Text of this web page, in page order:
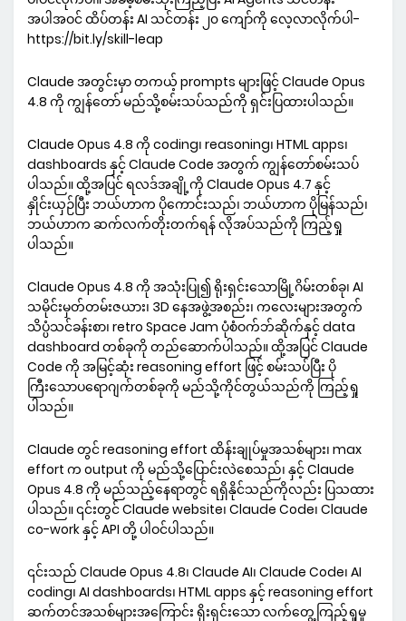
အပါအဝင် ထိပ်တန်း AI သင်တန်း ၂၀ ကျော်ကို လေ့လာလိုက်ပါ-
https://bit.ly/skill-leap
Claude အတွင်းမှာ တကယ့် prompts များဖြင့် Claude Opus
4.8 ကို ကျွန်တော် မည်သို့စမ်းသပ်သည်ကို ရှင်းပြထားပါသည်။
Claude Opus 4.8 ကို coding၊ reasoning၊ HTML apps၊
dashboards နှင့် Claude Code အတွက် ကျွန်တော်စမ်းသပ်
ပါသည်။ ထို့အပြင် ရလဒ်အချို့ကို Claude Opus 4.7 နှင့်
နှိုင်းယှဉ်ပြီး ဘယ်ဟာက ပိုကောင်းသည်၊ ဘယ်ဟာက ပိုမြန်သည်၊
ဘယ်ဟာက ဆက်လက်တိုးတက်ရန် လိုအပ်သည်ကို ကြည့်ရှု
ပါသည်။
Claude Opus 4.8 ကို အသုံးပြု၍ ရိုးရှင်းသောမြို့ဂိမ်းတစ်ခု၊ AI
သမိုင်းမှတ်တမ်းဇယား၊ 3D နေအဖွဲ့အစည်း၊ ကလေးများအတွက်
သိပ္ပံသင်ခန်းစာ၊ retro Space Jam ပုံစံဝက်ဘ်ဆိုက်နှင့် data
dashboard တစ်ခုကို တည်ဆောက်ပါသည်။ ထို့အပြင် Claude
Code ကို အမြင့်ဆုံး reasoning effort ဖြင့် စမ်းသပ်ပြီး ပို
ကြီးသောပရောဂျက်တစ်ခုကို မည်သို့ကိုင်တွယ်သည်ကို ကြည့်ရှု
ပါသည်။
Claude တွင် reasoning effort ထိန်းချုပ်မှုအသစ်များ၊ max
effort က output ကို မည်သို့ပြောင်းလဲစေသည်၊ နှင့် Claude
Opus 4.8 ကို မည်သည့်နေရာတွင် ရရှိနိုင်သည်ကိုလည်း ပြသထား
ပါသည်။ ၎င်းတွင် Claude website၊ Claude Code၊ Claude
co-work နှင့် API တို့ ပါဝင်ပါသည်။
၎င်းသည် Claude Opus 4.8၊ Claude AI၊ Claude Code၊ AI
coding၊ AI dashboards၊ HTML apps နှင့် reasoning effort
ဆက်တင်အသစ်များအကြောင်း ရိုးရှင်းသော လက်တွေ့ကြည့်ရှုမှု